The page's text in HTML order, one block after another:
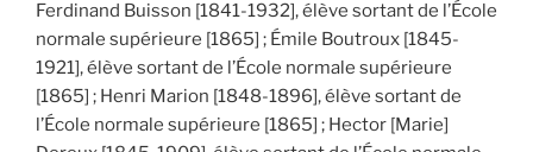
Ferdinand Buisson [1841-1932], élève sortant de l’École
normale supérieure [1865] ; Émile Boutroux [1845-
1921], élève sortant de l’École normale supérieure
[1865] ; Henri Marion [1848-1896], élève sortant de
l’École normale supérieure [1865] ; Hector [Marie]